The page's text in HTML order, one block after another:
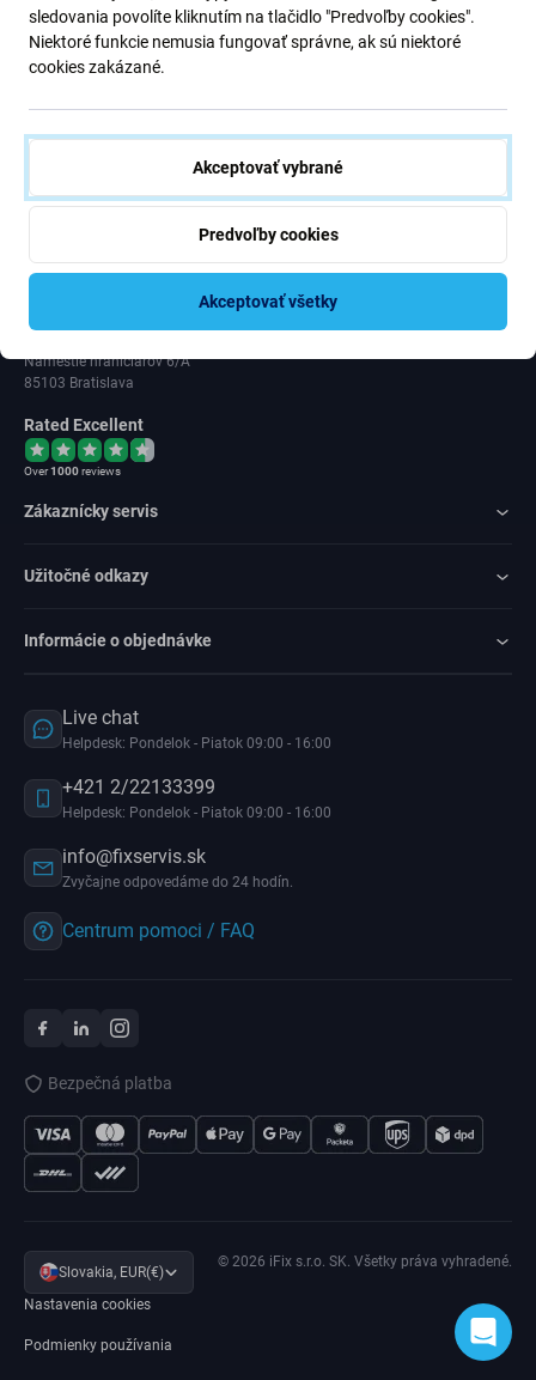
Súhlasím s odberom noviniek
ID: 47 019 948
Námestie hraničiarov 6/A
85103 Bratislava
Rated Excellent
Over1000reviews
Zákaznícky servis
Užitočné odkazy
Informácie o objednávke
Live chat
Helpdesk: Pondelok - Piatok 09:00 - 16:00
+421 2/22133399
Helpdesk: Pondelok - Piatok 09:00 - 16:00
info@fixservis.sk
Zvyčajne odpovedáme do 24 hodín.
Centrum pomoci / FAQ
Bezpečná platba
Slovakia, EUR(€)
Nastavenia cookies
Podmienky používania
© 2026 iFix s.r.o. SK. Všetky práva vyhradené.
sledovania povolíte kliknutím na tlačidlo "Predvoľby cookies".
Niektoré funkcie nemusia fungovať správne, ak sú niektoré
cookies zakázané.
Akceptovať vybrané
Predvoľby cookies
Akceptovať všetky